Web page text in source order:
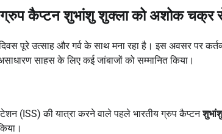
कैप्टन शुभांशु शुक्ला को अशोक चक्र से
पूरे उत्साह और गर्व के साथ मना रहा है। इस अवसर पर
असाधारण साहस के लिए कई जांबाजों को सम्मानित किया।
(ISS) की यात्रा करने वाले पहले भारतीय ग्रुप कैप्टन